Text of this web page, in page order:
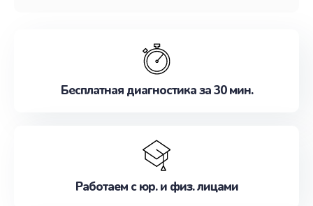
Бесплатная диагностика за 30 мин.
Работаем с юр. и физ. лицами